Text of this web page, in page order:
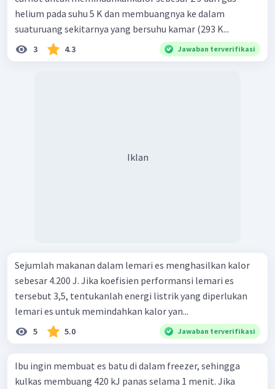
helium pada suhu 5 K dan membuangnya ke dalam
suaturuang sekitarnya yang bersuhu kamar (293 K...
3 4.3 Jawaban terverifikasi
Iklan
Sejumlah makanan dalam lemari es menghasilkan kalor
sebesar 4.200 J. Jika koefisien performansi lemari es
tersebut 3,5, tentukanlah energi listrik yang diperlukan
lemari es untuk memindahkan kalor yan...
5 5.0 Jawaban terverifikasi
Ibu ingin membuat es batu di dalam freezer, sehingga
kulkas membuang 420 kJ panas selama 1 menit. Jika